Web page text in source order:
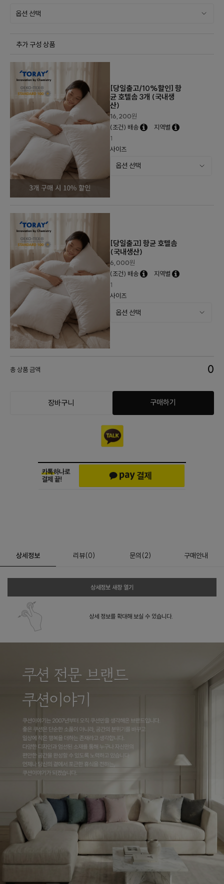
추가 구성 상품
[당일출고/10%할인] 항
균 호텔솜 3개 (국내생
산)
16,200원
(조건) 배송
지역별
1
사이즈
[당일출고] 항균 호텔솜
(국내생산)
6,000원
(조건) 배송
지역별
1
사이즈
총 상품 금액 0
장바구니 구매하기
상세정보 리뷰(0) 문의 (2) 구매안내
상세정보 새창 열기
상세 정보를 확대해 보실 수 있습니다.